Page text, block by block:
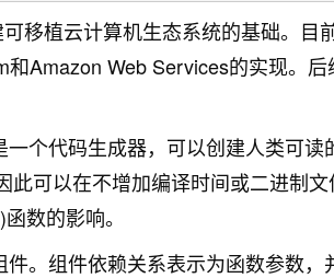
移植云计算机生态系统的基础。目
Amazon Web Services的实现。
个代码生成器，可以创建人类可读
此可以在不增加编译时间或二进制
数的影响。
。组件依赖关系表示为函数参数，